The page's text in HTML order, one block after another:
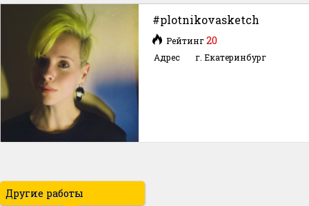
#plotnikovasketch
Рейтинг20
Адрес г. Екатеринбург
Другие работы